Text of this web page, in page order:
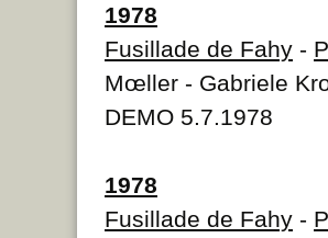
1978
Fusillade de Fahy -
Mœller - Gabriele
DEMO 5.7.1978
1978
Fusillade de Fahy -